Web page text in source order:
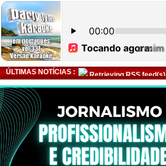
ÚLTIMAS NOTÍCIAS : Retrieving RSS feed(s)